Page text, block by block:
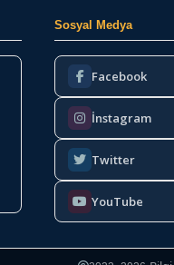
Sosyal Medya
Facebook
İnstagram
Twitter
YouTube